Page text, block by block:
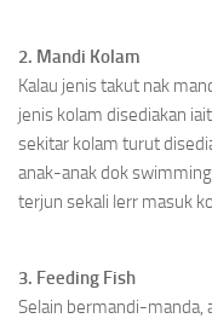
2. Mandi Kolam
Kalau jenis takut nak
jenis kolam disediakan
sekitar kolam turut
anak-anak dok
terjun sekali lerr masuk
3. Feeding Fish
Selain bermandi-manda,